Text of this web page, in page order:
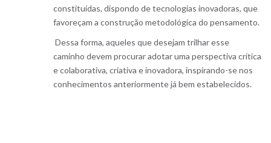
constituídas, dispondo de tecnologias inovadoras, que
favoreçam a construção metodológica do pensamento.
Dessa forma, aqueles que desejam trilhar esse
caminho devem procurar adotar uma perspectiva crítica
e colaborativa, criativa e inovadora, inspirando-se nos
conhecimentos anteriormente já bem estabelecidos.